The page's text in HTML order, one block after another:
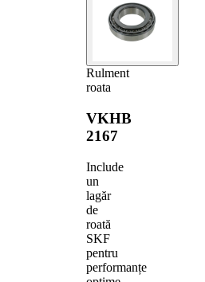
Rulment
roata
VKHB
2167
Include
un
lagăr
de
roată
SKF
pentru
performanțe